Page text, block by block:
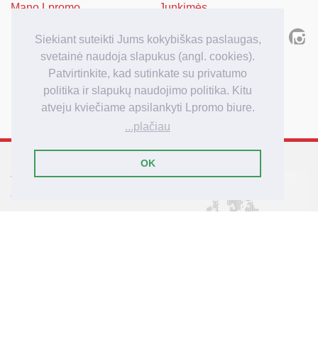
Siekiant suteikti Jums kokybiškas paslaugas,
svetainė naudoja slapukus (angl. cookies).
Patvirtinkite, kad sutinkate su privatumo
politika ir slapukų naudojimo politika. Kitu
atveju kviečiame apsilankyti Lpromo biure.
...plačiau
OK
Mano Lpromo
Prisijungti/ Registruotis
Kaip užsakyti
Užsakymo apmokėjimas
Užsakymo pristatymas
Junkimės
Tarptautinis reklamos
agenturos Lpromo tinklas